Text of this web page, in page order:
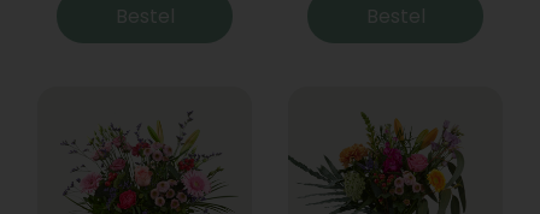
Bestel Bestel